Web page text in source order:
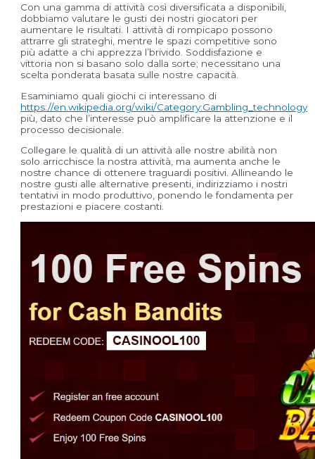
Con una gamma di attività così diversificata a disponibili,
dobbiamo valutare le gusti dei nostri giocatori per
aumentare le risultati. I attività di rompicapo possono
attrarre gli strateghi, mentre le spazi competitive sono
più adatte a chi apprezza l’brivido. Soddisfazione e
vittoria non si basano solo dalla sorte; necessitano una
scelta ponderata basata sulle nostre capacità.
Esaminiamo quali giochi ci interessano di
https://en.wikipedia.org/wiki/Category:Gambling_technology
più, dato che l’interesse può amplificare la attenzione e il
processo decisionale.
Collegare le qualità di un attività alle nostre abilità non
solo arricchisce la nostra attività, ma aumenta anche le
nostre chance di ottenere traguardi positivi. Allineando le
nostre gusti alle alternative presenti, indirizziamo i nostri
tentativi in modo produttivo, ponendo le fondamenta per
prestazioni e piacere costanti.